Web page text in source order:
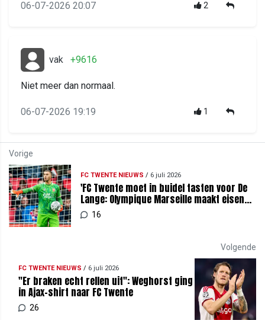
06-07-2026 20:07 2
vak +9616
Niet meer dan normaal.
06-07-2026 19:19 1
Vorige
FC TWENTE NIEUWS / 6 juli 2026
'FC Twente moet in buidel tasten voor De
Lange: Olympique Marseille maakt eisen
duidelijk'
16
Volgende
FC TWENTE NIEUWS / 6 juli 2026
"Er braken echt rellen uit": Weghorst ging
in Ajax-shirt naar FC Twente
26